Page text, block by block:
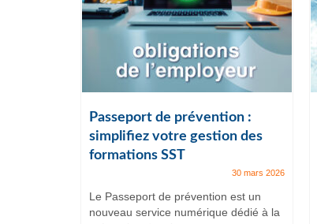
Passeport de prévention :
simplifiez votre gestion des
formations SST
30 mars 2026
Le Passeport de prévention est un
nouveau service numérique dédié à la